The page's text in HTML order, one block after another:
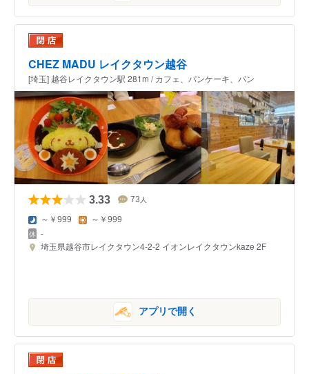
CHEZ MADU レイクタウン越谷
[埼玉] 越谷レイクタウン駅 281m / カフェ、パンケーキ、パン
3.33 73 人
～￥999 ～￥999
-
埼玉県越谷市レイクタウン4-2-2 イオンレイクタウンkaze 2F
アプリで開く